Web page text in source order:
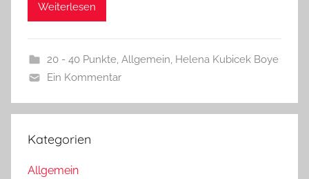
Weiterlesen
20 - 40 Punkte, Allgemein Helena Kubicek Boye
Ein Kommentar
Kategorien
Allgemein